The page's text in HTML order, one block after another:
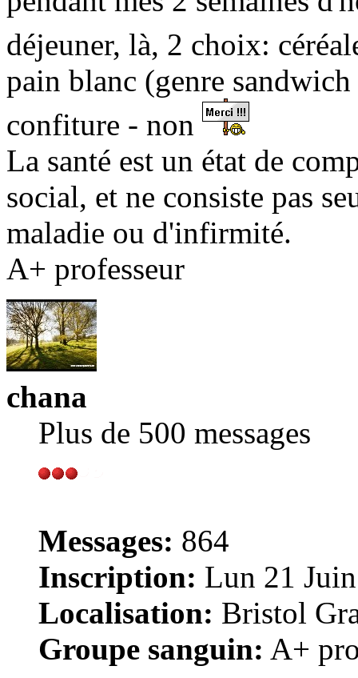
déjeuner, là, 2 choix:
pain blanc (genre
confiture - non
La santé est un état de
social, et ne consiste pas
maladie ou d'infirmité.
A+ professeur
chana
Plus de 500 messages
Messages: 864
Inscription: Lun 21
Localisation: Bristol
Groupe sanguin: A+